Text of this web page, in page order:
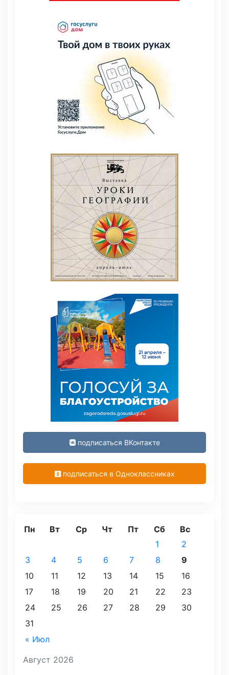
подписаться ВКонтакте
подписаться в Одноклассниках
Август 2026
Пн Вт Ср Чт Пт Сб Вс
« Июл
1
2
3
4 5 6 7 8
9
10
11 12 13 14 15
16
17
18 19 20 21 22
23
24
25 26 27 28 29
30
31